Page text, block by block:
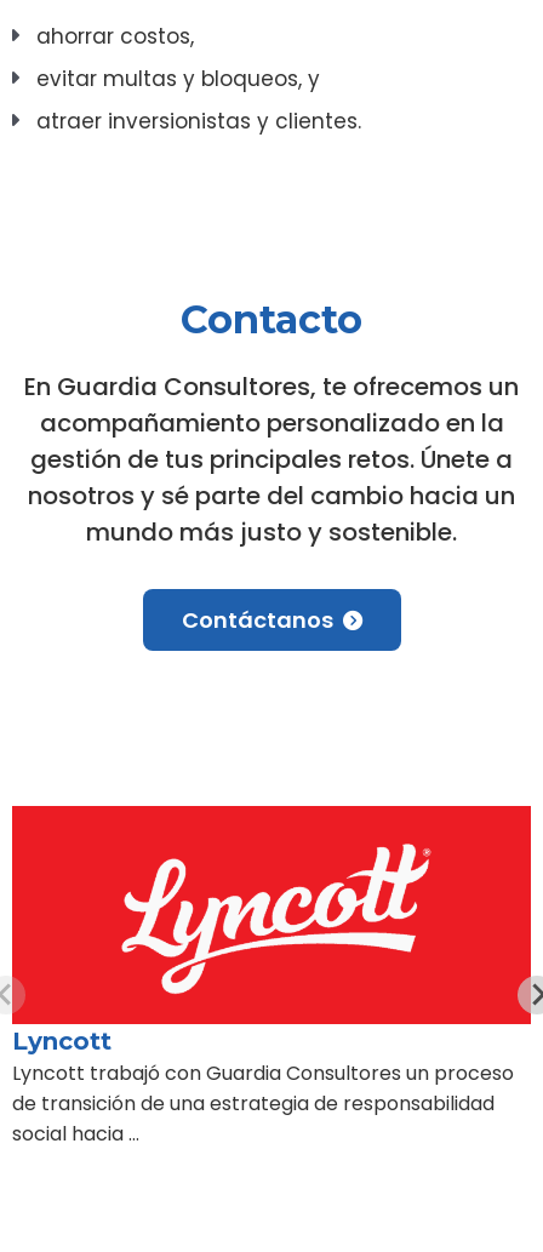
ahorrar costos,
evitar multas y bloqueos, y
atraer inversionistas y clientes.
Contacto
En Guardia Consultores, te ofrecemos un
acompañamiento personalizado en la
gestión de tus principales retos. Únete a
nosotros y sé parte del cambio hacia un
mundo más justo y sostenible.
Contáctanos
Lyncott
Lyncott trabajó con Guardia Consultores un proceso
de transición de una estrategia de responsabilidad
social hacia …